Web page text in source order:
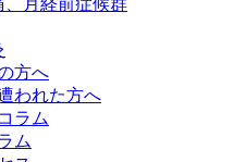
、月経前症候群
方へ
われた方へ
ラム
ム